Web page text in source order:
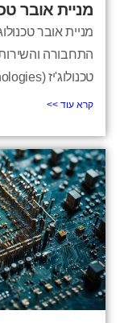
מניית אובר
מניית אובר
התחבורה
טכנולוג'יז (Uber Technologies) היא חברה אמריקאית...
קרא עוד >>